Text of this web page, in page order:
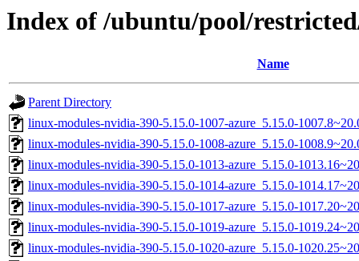
Index of /ubuntu/pool/
Name
Parent Directory
linux-modules-nvidia-390-5.15.0-1007-azure_5.15.0-
linux-modules-nvidia-390-5.15.0-1008-azure_5.15.0-
linux-modules-nvidia-390-5.15.0-1013-azure_5.15.0-
linux-modules-nvidia-390-5.15.0-1014-azure_5.15.0-
linux-modules-nvidia-390-5.15.0-1017-azure_5.15.0-
linux-modules-nvidia-390-5.15.0-1019-azure_5.15.0-
linux-modules-nvidia-390-5.15.0-1020-azure_5.15.0-